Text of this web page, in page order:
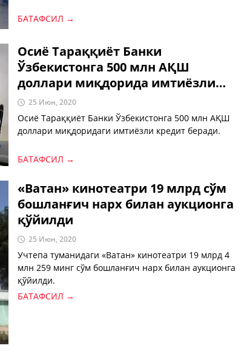
БАТАФСИЛ →
Осиё Тараққиёт Банки
Ўзбекистонга 500 млн АҚШ
доллари миқдорида имтиёзли
кредит беради
25 Июн, 2020
Осиё Тараққиёт Банки Ўзбекистонга 500 млн АҚШ
доллари миқдоридаги имтиёзли кредит беради.
БАТАФСИЛ →
«Ватан» кинотеатри 19 млрд сўм
бошланғич нарх билан аукционга
қўйилди
25 Июн, 2020
Учтепа туманидаги «Ватан» кинотеатри 19 млрд 4
млн 259 минг сўм бошланғич нарх билан аукционга
қўйилди.
БАТАФСИЛ →